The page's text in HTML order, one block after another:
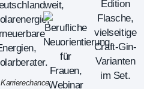
Karrierechance: